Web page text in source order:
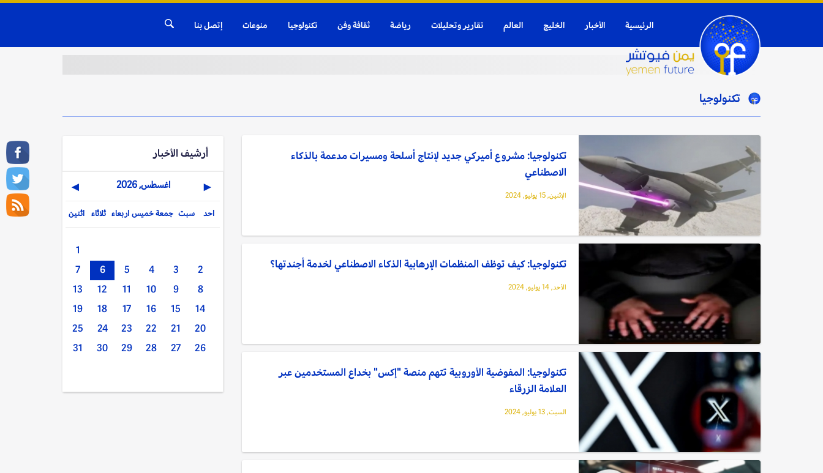
الرئيسية الأخبار الخليج العالم تقارير وتحليلات رياضة ثقافة وفن تكنولوجيا منوعات إتصل بنا
تكنولوجيا
تكنولوجيا: مشروع أميركي جديد لإنتاج أسلحة ومسيرات مدعمة بالذكاء
الاصطناعي
الإثنين, 15 يوليو, 2024
تكنولوجيا: كيف توظف المنظمات الإرهابية الذكاء الاصطناعي لخدمة أجندتها؟
الأحد, 14 يوليو, 2024
تكنولوجيا: المفوضية الأوروبية تتهم منصة "إكس" بخداع المستخدمين عبر
العلامة الزرقاء
السبت, 13 يوليو, 2024
أرشيف الأخبار
◀ اغسطس, 2026 ▶
اثنين ثلاثاء اربعاء خميس جمعة سبت احد
1
2
3
4
5
6
7
8
9
10
11
12
13
14
15
16
17
18
19
20
21
22
23
24
25
26
27
28
29
30
31